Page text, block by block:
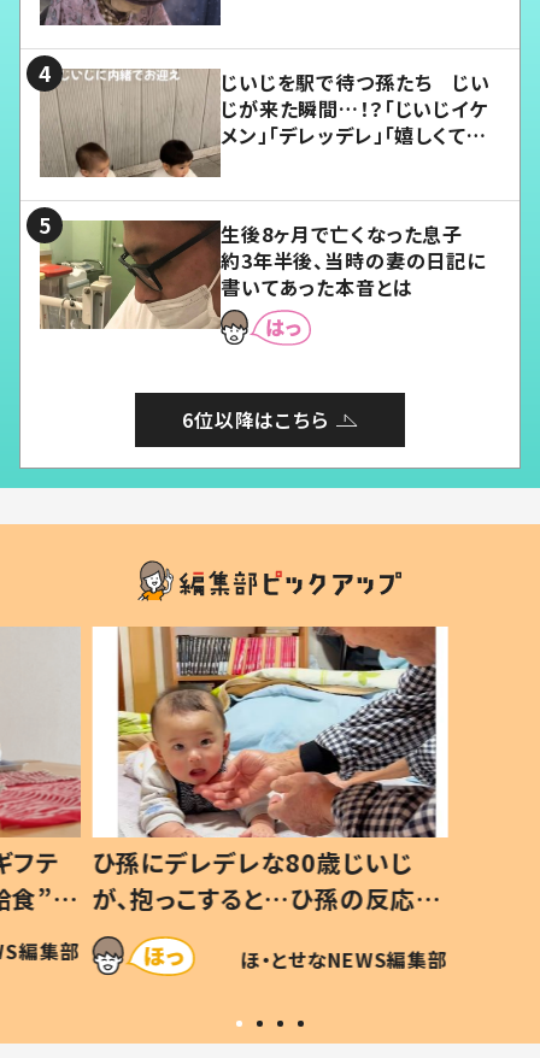
じいじを駅で待つ孫たち じい
じが来た瞬間…！？「じいじイケ
メン」「デレッデレ」「嬉しくて可
生後8ヶ月で亡くなった息子
約3年半後、当時の妻の日記に
書いてあった本音とは
6位以降はこちら
フテ
食”を
親
編集部
ひ孫にデレデレな80歳じいじ
が、抱っこすると…ひ孫の反応に
「涙が出ました」「可愛くて仕方な
い」
ほ・とせなNEWS編集部